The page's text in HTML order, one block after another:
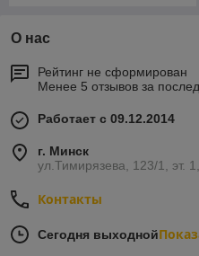
О нас
Рейтинг не сформирован
Менее 5 отзывов за
Работает с 09.12.2014
г. Минск
ул.Тимирязева, 123/1, эт.
Контакты
Сегодня выходной